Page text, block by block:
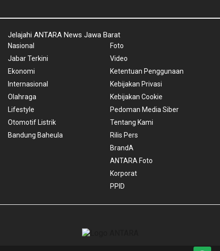
Jelajahi ANTARA News Jawa Barat
Nasional
Jabar Terkini
Ekonomi
Internasional
Olahraga
Lifestyle
Otomotif Listrik
Bandung Baheula
Foto
Video
Ketentuan Penggunaan
Kebijakan Privasi
Kebijakan Cookie
Pedoman Media Siber
Tentang Kami
Rilis Pers
BrandA
ANTARA Foto
Korporat
PPID